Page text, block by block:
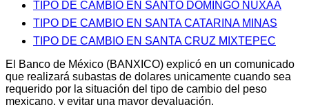
TIPO DE CAMBIO EN SANTO DOMINGO NUXAÁ
TIPO DE CAMBIO EN SANTA CATARINA MINAS
TIPO DE CAMBIO EN SANTA CRUZ MIXTEPEC
El Banco de México (BANXICO) explicó en un comunicado
que realizará subastas de dolares unicamente cuando sea
requerido por la situación del tipo de cambio del peso
mexicano, y evitar una mayor devaluación.